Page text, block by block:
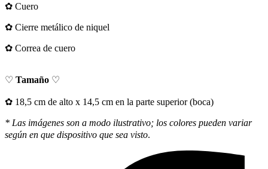
✿ Cuero
✿ Cierre metálico de niquel
✿ Correa de cuero
♡ Tamaño ♡
​✿ 18,5 cm de alto x 14,5 cm en la parte superior (boca)
* Las imágenes son a modo ilustrativo; los colores pueden variar
según en que dispositivo que sea visto.